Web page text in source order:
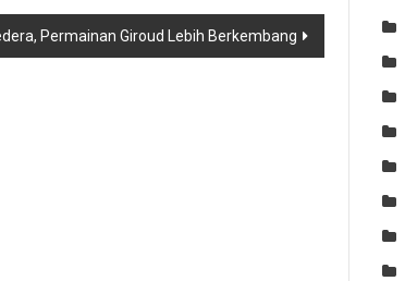
Permainan Giroud Lebih Berkembang